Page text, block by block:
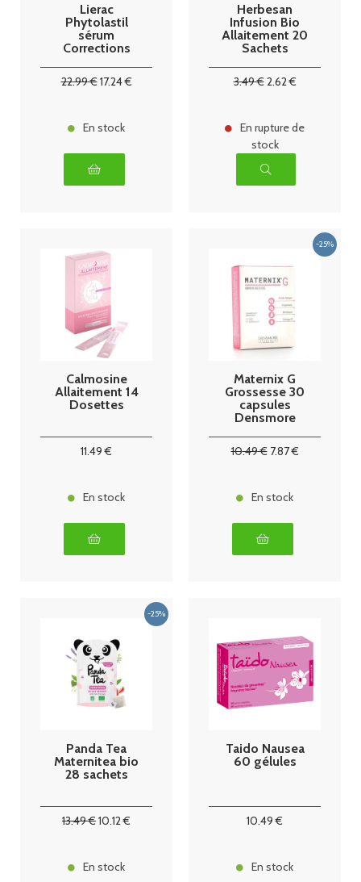
Lierac
Phytolastil
sérum
Corrections
Ampoules 20
x 5 ml
22.99€17.24€
En stock
Herbesan
Infusion Bio
Allaitement 20
Sachets
3.49€2.62€
En rupture de
stock
Calmosine
Allaitement 14
Dosettes
11.49 €
En stock
Maternix G
Grossesse 30
capsules
Densmore
10.49€ 7.87€
En stock
Panda Tea
Maternitea bio
28 sachets
13.49€10.12€
En stock
Taido Nausea
60 gélules
10.49 €
En stock